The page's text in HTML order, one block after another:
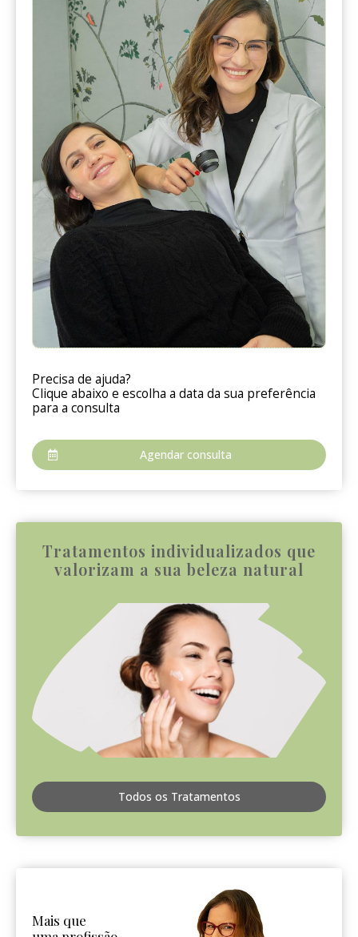
Precisa de ajuda?
Clique abaixo e escolha a data da sua preferência
para a consulta
Agendar consulta
Tratamentos individualizados que
valorizam a sua beleza natural
Todos os Tratamentos
Mais que